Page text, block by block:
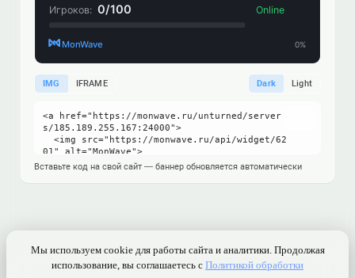
IMG IFRAME Dark Light
Вставьте код на свой сайт — баннер обновляется автоматически